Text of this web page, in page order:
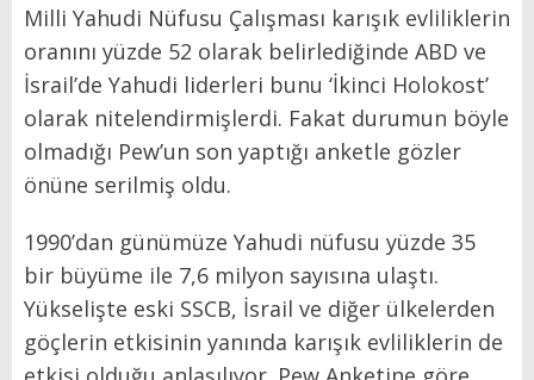
Milli Yahudi Nüfusu Çalışması karışık evliliklerin
oranını yüzde 52 olarak belirlediğinde ABD ve
İsrail’de Yahudi liderleri bunu ‘İkinci Holokost’
olarak nitelendirmişlerdi. Fakat durumun böyle
olmadığı Pew’un son yaptığı anketle gözler
önüne serilmiş oldu.
1990’dan günümüze Yahudi nüfusu yüzde 35
bir büyüme ile 7,6 milyon sayısına ulaştı.
Yükselişte eski SSCB, İsrail ve diğer ülkelerden
göçlerin etkisinin yanında karışık evliliklerin de